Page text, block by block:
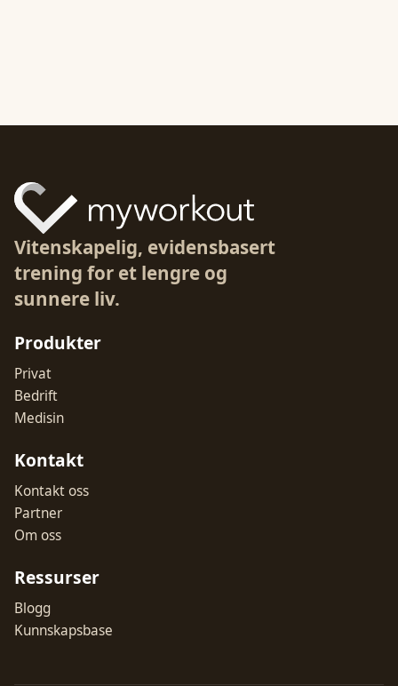
Vitenskapelig, evidensbasert
trening for et lengre og
sunnere liv.
Produkter
Privat
Bedrift
Medisin
Kontakt
Kontakt oss
Partner
Om oss
Ressurser
Blogg
Kunnskapsbase